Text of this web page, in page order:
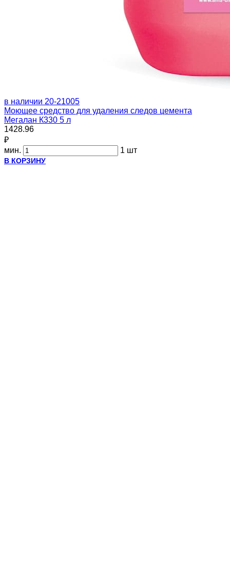
в наличии 20-21005
Моющее средство для удаления следов цемента
Мегалан К330 5 л
1428.96
₽
мин.
1 шт
В КОРЗИНУ